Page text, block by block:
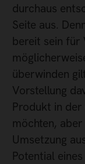
durchaus
Seite aus.
bereit sein für
überwinden
Vorstellung
Produkt in
möchten,
Umsetzung
Potential